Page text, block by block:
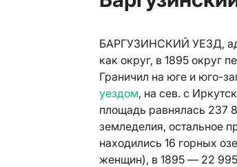
БАРГУЗИНСКИЙ УЕЗД,
как округ, в 1895 округ
Граничил на юге и юго-
уездом, на сев. с
площадь равнялась 237
земледелия, остальное
находились 16 горных
женщин), в 1895 — 22 995